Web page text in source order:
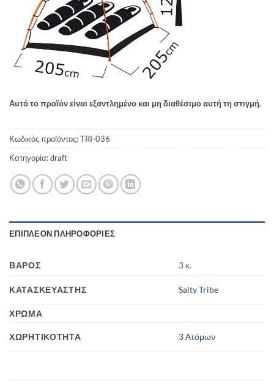
Αυτό το προϊόν είναι εξαντλημένο και μη διαθέσιμο αυτή τη στιγμή.
Κωδικός προϊόντος:TRI-036
Κατηγορία:draft
ΕΠΙΠΛΈΟΝ ΠΛΗΡΟΦΟΡΊΕΣ
ΒΆΡΟΣ 3 κ.
ΚΑΤΑΣΚΕΥΑΣΤΉΣ Salty Tribe
ΧΡΏΜΑ
ΧΩΡΗΤΙΚΌΤΗΤΑ 3 Ατόμων